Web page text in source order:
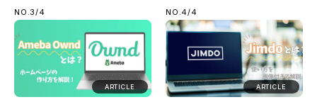
NO.3/4
ARTICLE
NO.4/4
ARTICLE